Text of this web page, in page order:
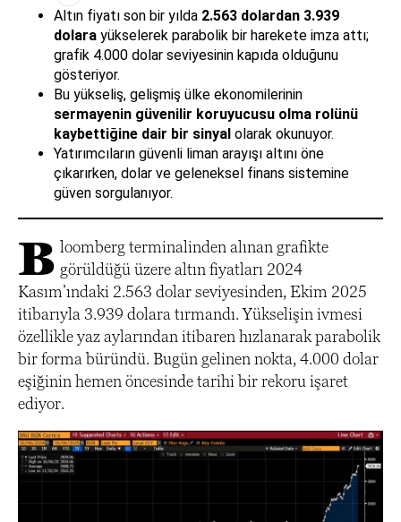
Altın fiyatı son bir yılda 2.563 dolardan 3.939
dolara yükselerek parabolik bir harekete imza attı;
grafik 4.000 dolar seviyesinin kapıda olduğunu
gösteriyor.
Bu yükseliş, gelişmiş ülke ekonomilerinin
sermayenin güvenilir koruyucusu olma rolünü
kaybettiğine dair bir sinyal olarak okunuyor.
Yatırımcıların güvenli liman arayışı altını öne
çıkarırken, dolar ve geleneksel finans sistemine
güven sorgulanıyor.
B loomberg terminalinden alınan grafikte
görüldüğü üzere altın fiyatları 2024
Kasım’ındaki 2.563 dolar seviyesinden, Ekim 2025
itibarıyla 3.939 dolara tırmandı. Yükselişin ivmesi
özellikle yaz aylarından itibaren hızlanarak parabolik
bir forma büründü. Bugün gelinen nokta, 4.000 dolar
eşiğinin hemen öncesinde tarihi bir rekoru işaret
ediyor.